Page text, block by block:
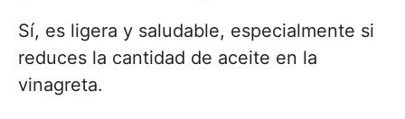
Sí, es ligera y saludable, especialmente si
reduces la cantidad de aceite en la
vinagreta.